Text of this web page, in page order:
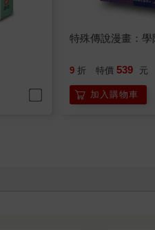
特殊傳說漫畫：學
9 折 特價 539 元
加入購物車